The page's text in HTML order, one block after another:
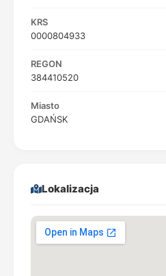
KRS
0000804933
REGON
384410520
Miasto
GDAŃSK
Lokalizacja